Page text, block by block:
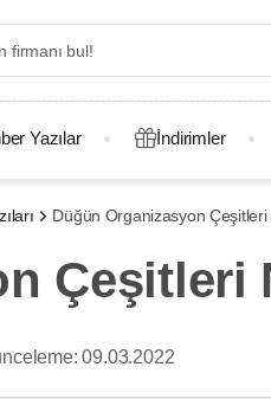
Yazılar İndirimler
Düğün Organizasyon
Çeşitleri
09.03.2022